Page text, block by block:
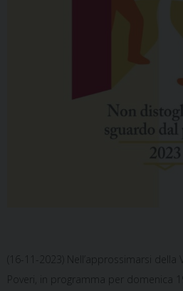
(16-11-2023) Nell’approssimarsi della
Poveri, in programma per domenica